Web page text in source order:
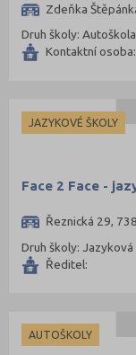
Zdeňka
Druh školy: Autoškola
Kontaktní osoba:
JAZYKOVÉ ŠKOLY
Face 2 Face -
Řeznická 29,
Druh školy: Jazyková
Ředitel:
AUTOŠKOLY